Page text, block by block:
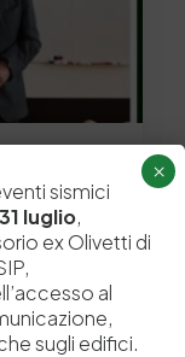
ed il Polo
e con gli
0 0
sismici
31 luglio,
ex Olivetti di
al
sugli edifici.
×